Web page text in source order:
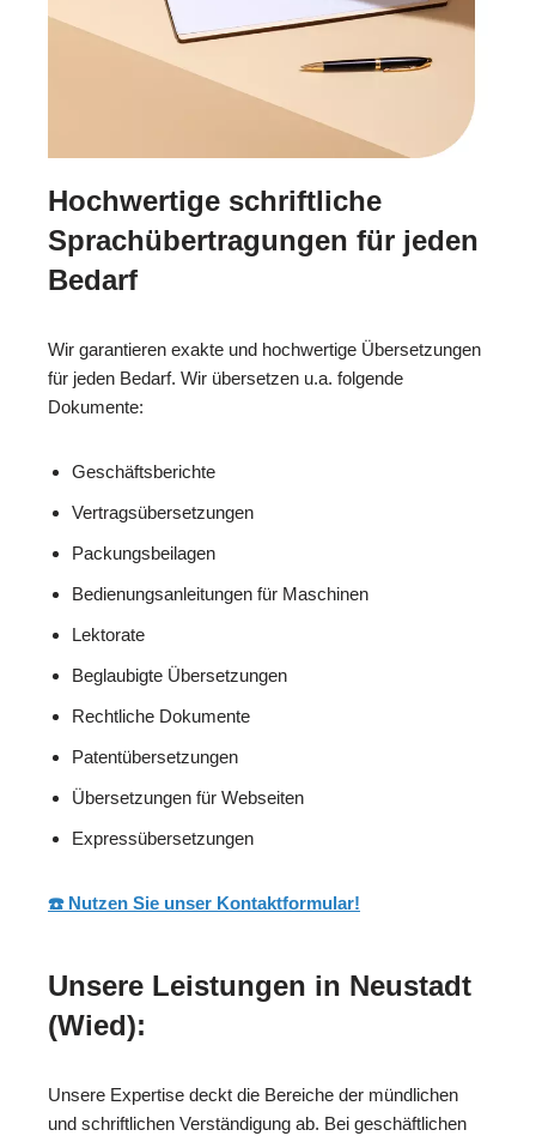
Hochwertige schriftliche
Sprachübertragungen für jeden
Bedarf
Wir garantieren exakte und hochwertige Übersetzungen
für jeden Bedarf. Wir übersetzen u.a. folgende
Dokumente:
Geschäftsberichte
Vertragsübersetzungen
Packungsbeilagen
Bedienungsanleitungen für Maschinen
Lektorate
Beglaubigte Übersetzungen
Rechtliche Dokumente
Patentübersetzungen
Übersetzungen für Webseiten
Expressübersetzungen
☎️ Nutzen Sie unser Kontaktformular!
Unsere Leistungen in Neustadt
(Wied):
Unsere Expertise deckt die Bereiche der mündlichen
und schriftlichen Verständigung ab. Bei geschäftlichen